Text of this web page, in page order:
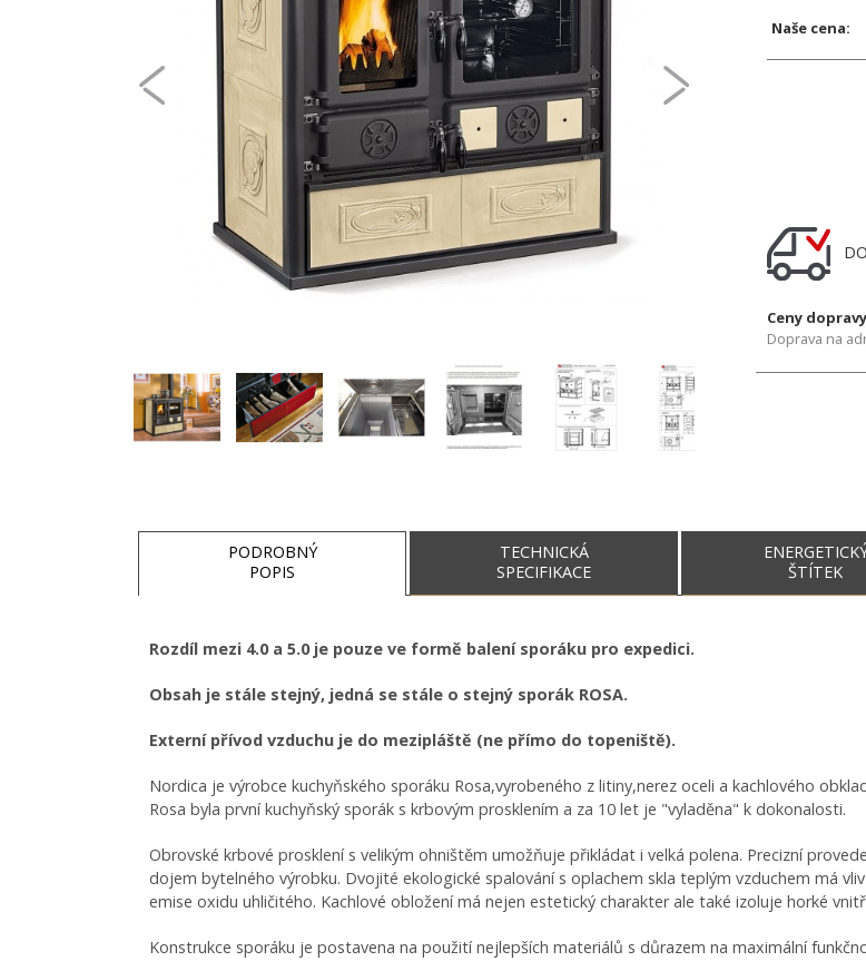
Naše cena:
Ceny
Doprava na
PODROBNÝ
POPIS
TECHNICKÁ
SPECIFIKACE
ŠTÍTEK
Rozdíl mezi 4.0 a 5.0 je pouze ve formě balení sporáku pro expedici.
Obsah je stále stejný, jedná se stále o stejný sporák ROSA.
Externí přívod vzduchu je do mezipláště (ne přímo do topeniště).
Nordica je výrobce kuchyňského sporáku Rosa,vyrobeného z litiny,nerez oceli a kachlového
Rosa byla první kuchyňský sporák s krbovým prosklením a za 10 let je "vyladěna" k dokonalosti.
Obrovské krbové prosklení s velikým ohništěm umožňuje přikládat i velká polena. Precizní
dojem bytelného výrobku. Dvojité ekologické spalování s oplachem skla teplým vzduchem má
emise oxidu uhličitého. Kachlové obložení má nejen estetický charakter ale také izoluje horké
Konstrukce sporáku je postavena na použití nejlepších materiálů s důrazem na maximální